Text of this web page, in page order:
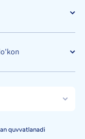
quvvatlanadi